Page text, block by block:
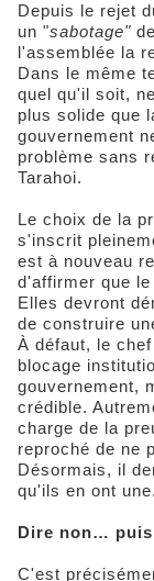
Depuis le rejet
un "sabotage"
l'assemblée la
Dans le même
quel qu'il soit,
plus solide que
gouvernement
problème sans
Tarahoi.
Le choix de la
s'inscrit
est à nouveau
d'affirmer que
Elles devront
de construire
À défaut, le
blocage
gouvernement,
crédible.
charge de la
reproché de ne
Désormais, il
qu'ils en ont une.
Dire non…
C'est